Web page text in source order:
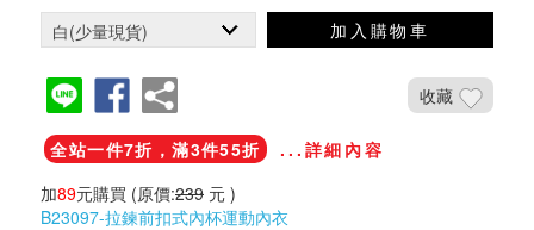
加入購物車
收藏
全站一件7折，滿3件55折
...詳細內容
加89元購買 (原價:239 元 )
B23097-拉鍊前扣式內杯運動內衣